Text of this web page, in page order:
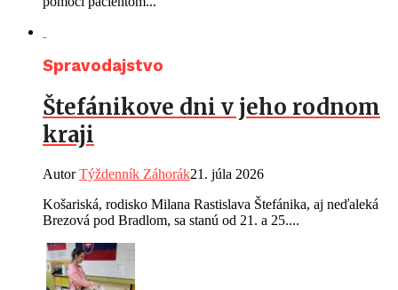
Spravodajstvo
Štefánikove dni v jeho rodnom
kraji
AutorTýždenník Záhorák21. júla 2026
Košariská, rodisko Milana Rastislava Štefánika, aj neďaleká
Brezová pod Bradlom, sa stanú od 21. a 25....